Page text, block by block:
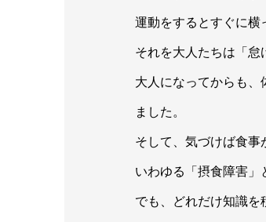
運動をするとすぐに横
それを大人たちは「怠
大人になってからも、
ました。
そして、気づけば食事
いわゆる「摂食障害
でも、どれだけ知識を